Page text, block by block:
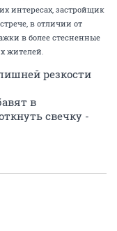
интересах, застройщик
в отличии от
в более стесненные
жителей.
резкости
в
свечку -